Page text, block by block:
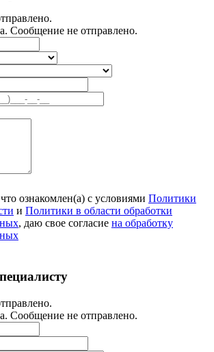
Сообщение не отправлено.
ознакомлен(а) с условиями Политики
и Политики в области обработки
, даю свое согласие на обработку
Сообщение не отправлено.